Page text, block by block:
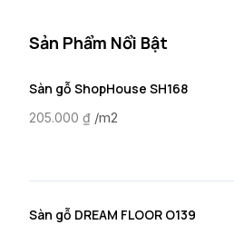
Sản Phẩm Nổi Bật
Sàn gỗ ShopHouse SH168
205.000 ₫ /m2
Sàn gỗ DREAM FLOOR O139